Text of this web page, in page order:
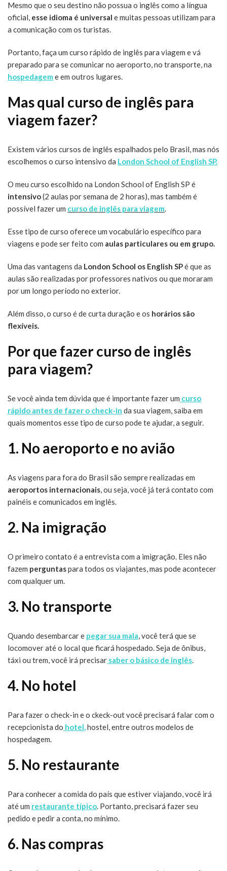
Mesmo que o seu destino não possua o inglês como a língua
oficial, esse idioma é universal e muitas pessoas utilizam para
a comunicação com os turistas.
Portanto, faça um curso rápido de inglês para viagem e vá
preparado para se comunicar no aeroporto, no transporte, na
hospedagem e em outros lugares.
Mas qual curso de inglês para
viagem fazer?
Existem vários cursos de inglês espalhados pelo Brasil, mas nós
escolhemos o curso intensivo da London School of English SP.
O meu curso escolhido na London School of English SP é
intensivo(2 aulas por semana de 2 horas), mas também é
possível fazer um curso de inglês para viagem.
Esse tipo de curso oferece um vocabulário específico para
viagens e pode ser feito com aulas particulares ou em grupo.
Uma das vantagens da London School os English SPé que as
aulas são realizadas por professores nativos ou que moraram
por um longo período no exterior.
Além disso, o curso é de curta duração e os horários são
flexíveis.
Por que fazer curso de inglês
para viagem?
Se você ainda tem dúvida que é importante fazer um curso
rápido antes de fazer o check-in da sua viagem, saiba em
quais momentos esse tipo de curso pode te ajudar, a seguir.
1. No aeroporto e no avião
As viagens para fora do Brasil são sempre realizadas em
aeroportos internacionais, ou seja, você já terá contato com
painéis e comunicados em inglês.
2. Na imigração
O primeiro contato é a entrevista com a imigração. Eles não
fazem perguntaspara todos os viajantes, mas pode acontecer
com qualquer um.
3. No transporte
Quando desembarcar e pegar sua mala, você terá que se
locomover até o local que ficará hospedado. Seja de ônibus,
táxi ou trem, você irá precisar saber o básico de inglês.
4. No hotel
Para fazer o check-in e o ckeck-out você precisará falar com o
recepcionista do hotel,hostel, entre outros modelos de
hospedagem.
5. No restaurante
Para conhecer a comida do país que estiver viajando, você irá
até um restaurante típico. Portanto, precisará fazer seu
pedido e pedir a conta, no mínimo.
6. Nas compras